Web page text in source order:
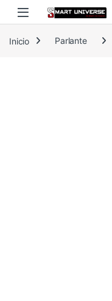
Skip to navigation
Skip to content
Inicio Parlante